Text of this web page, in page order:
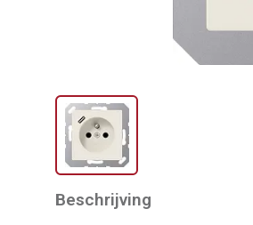
Beschrijving